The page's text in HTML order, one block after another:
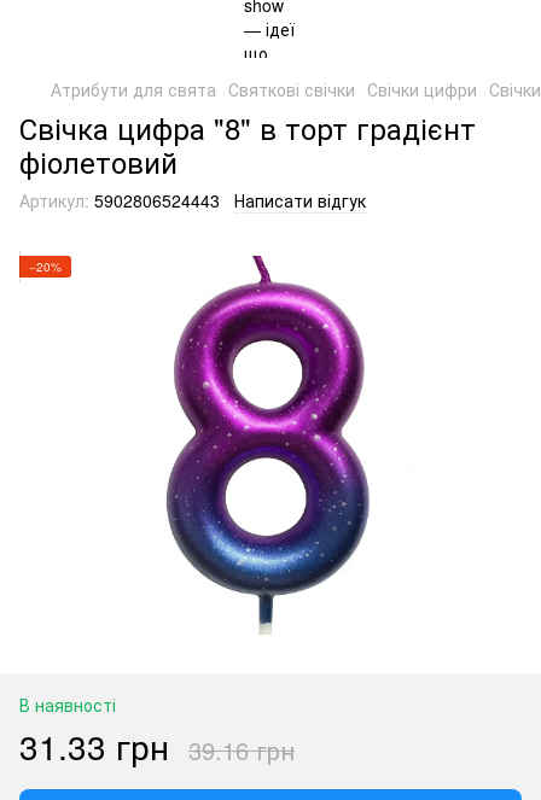
Атрибути для свята Святкові свічки Свічки цифри
Свічка цифра "8" в торт градієнт
фіолетовий
Артикул: 5902806524443 Написати відгук
−20%
В наявності
31.33 грн 39.16 грн